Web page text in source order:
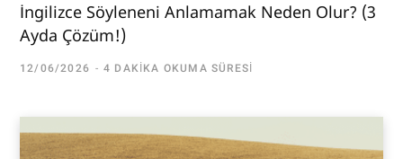
İngilizce Söyleneni Anlamamak Neden Olur? (3
Ayda Çözüm!)
12/06/2026 4 DAKIKA OKUMA SÜRESI